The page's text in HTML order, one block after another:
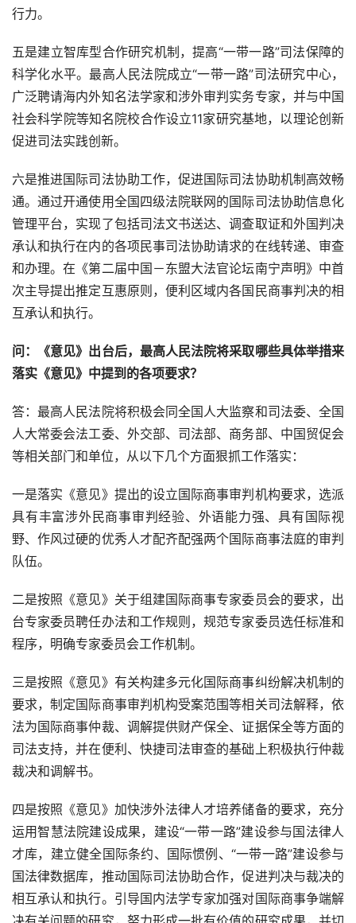
行力。
五是建立智库型合作研究机制，提高“一带一路”司法保障的
科学化水平。最高人民法院成立“一带一路”司法研究中心，
广泛聘请海内外知名法学家和涉外审判实务专家，并与中国
社会科学院等知名院校合作设立11家研究基地，以理论创新
促进司法实践创新。
六是推进国际司法协助工作，促进国际司法协助机制高效畅
通。通过开通使用全国四级法院联网的国际司法协助信息化
管理平台，实现了包括司法文书送达、调查取证和外国判决
承认和执行在内的各项民事司法协助请求的在线转递、审查
和办理。在《第二届中国－东盟大法官论坛南宁声明》中首
次主导提出推定互惠原则，便利区域内各国民商事判决的相
互承认和执行。
问：《意见》出台后，最高人民法院将采取哪些具体举措来
落实《意见》中提到的各项要求？
答：最高人民法院将积极会同全国人大监察和司法委、全国
人大常委会法工委、外交部、司法部、商务部、中国贸促会
等相关部门和单位，从以下几个方面狠抓工作落实：
一是落实《意见》提出的设立国际商事审判机构要求，选派
具有丰富涉外民商事审判经验、外语能力强、具有国际视
野、作风过硬的优秀人才配齐配强两个国际商事法庭的审判
队伍。
二是按照《意见》关于组建国际商事专家委员会的要求，出
台专家委员聘任办法和工作规则，规范专家委员选任标准和
程序，明确专家委员会工作机制。
三是按照《意见》有关构建多元化国际商事纠纷解决机制的
要求，制定国际商事审判机构受案范围等相关司法解释，依
法为国际商事仲裁、调解提供财产保全、证据保全等方面的
司法支持，并在便利、快捷司法审查的基础上积极执行仲裁
裁决和调解书。
四是按照《意见》加快涉外法律人才培养储备的要求，充分
运用智慧法院建设成果，建设“一带一路”建设参与国法律人
才库，建立健全国际条约、国际惯例、“一带一路”建设参与
国法律数据库，推动国际司法协助合作，促进判决与裁决的
相互承认和执行。引导国内法学专家加强对国际商事争端解